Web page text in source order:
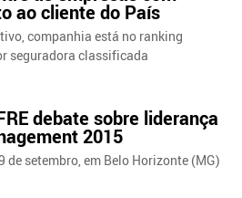
ao cliente do País
companhia está no ranking
seguradora classificada
debate sobre liderança
2015
de setembro, em Belo Horizonte (MG)